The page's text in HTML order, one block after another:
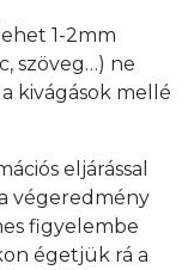
1-2mm
szöveg…) ne
kivágások mellé
eljárással
végeredmény
figyelembe
égetjük rá a